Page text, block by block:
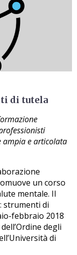
di tutela
ampia e articolata
un corso
mentale. Il
strumenti di
febbraio 2018
degli
di